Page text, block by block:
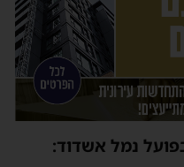
נמל אשדוד: